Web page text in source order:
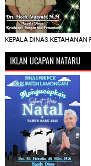
KEPALA DINAS KETAHANAN
IKLAN UCAPAN NATARU